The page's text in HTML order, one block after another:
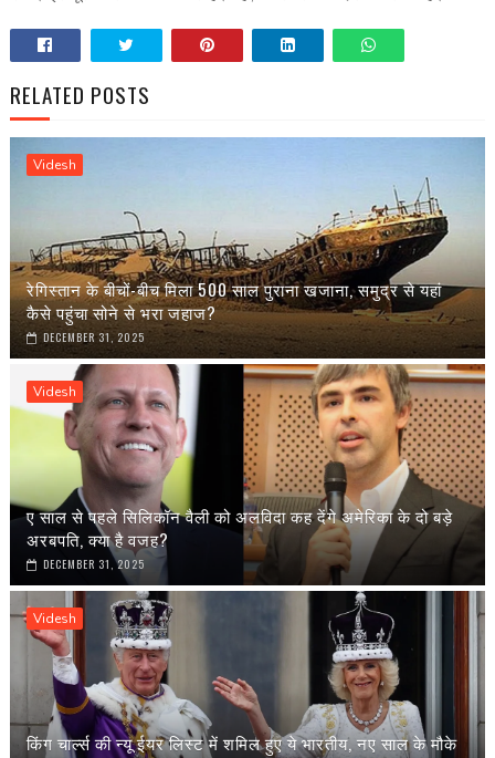
RELATED POSTS
Videsh
रेगिस्तान के बीचों-बीच मिला 500 साल पुराना खजाना, समुद्र से यहां
कैसे पहुंचा सोने से भरा जहाज?
DECEMBER 31, 2025
Videsh
ए साल से पहले सिलिकॉन वैली को अलविदा कह देंगे अमेरिका के दो बड़े
अरबपति, क्या है वजह?
DECEMBER 31, 2025
Videsh
किंग चार्ल्स की न्यू ईयर लिस्ट में शमिल हुए ये भारतीय, नए साल के मौके